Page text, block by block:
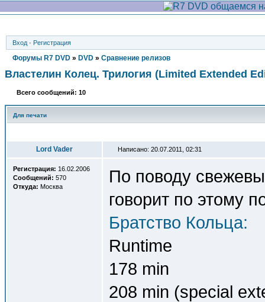
Вход · Регистрация
Форумы R7 DVD » DVD » Сравнение релизов
Властелин Колец. Трилогия (Limited Extended
Всего сообщений: 10
Для печати
Lord Vader Написано: 20.07.2011, 02:31
Регистрация: 16.02.2006
Сообщений: 570
Откуда: Москва
По поводу
говорит по этому
Братство Кольца:
Runtime
178 min
208 min (special